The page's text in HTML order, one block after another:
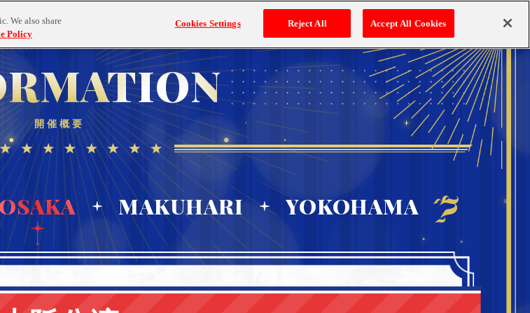
配信情報
Blu-ray
ブルーレイ情報
ATTENTION
開催概要
OSAKA MAKUHARI YOKOHAMA
We also share
Policy
Cookies Settings Reject All Accept All Cookies